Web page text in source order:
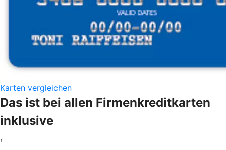
Karten vergleichen
Das ist bei allen Firmenkreditkarten
inklusive
‹